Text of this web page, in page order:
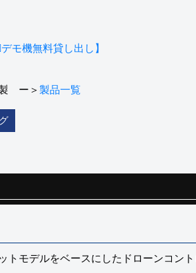
デモ機無料貸し出し】
ー＞ 製品一覧
トモデルをベースにしたドローンコン